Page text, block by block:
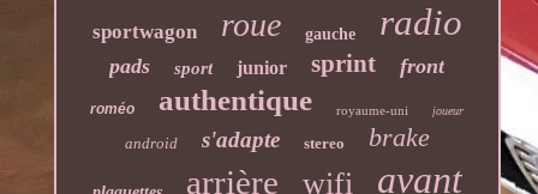
sportwagon roue gauche radio
pads sport junior sprint front
roméo authentique royaume-uni joueur
android s'adapte stereo brake
arrière wifi avant